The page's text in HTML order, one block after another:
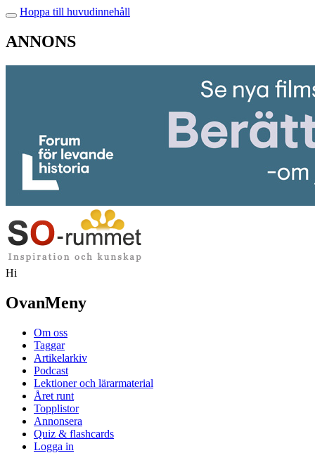
Hoppa till huvudinnehåll
ANNONS
Hi
OvanMeny
Om oss
Taggar
Artikelarkiv
Podcast
Lektioner och lärarmaterial
Året runt
Topplistor
Annonsera
Quiz & flashcards
Logga in